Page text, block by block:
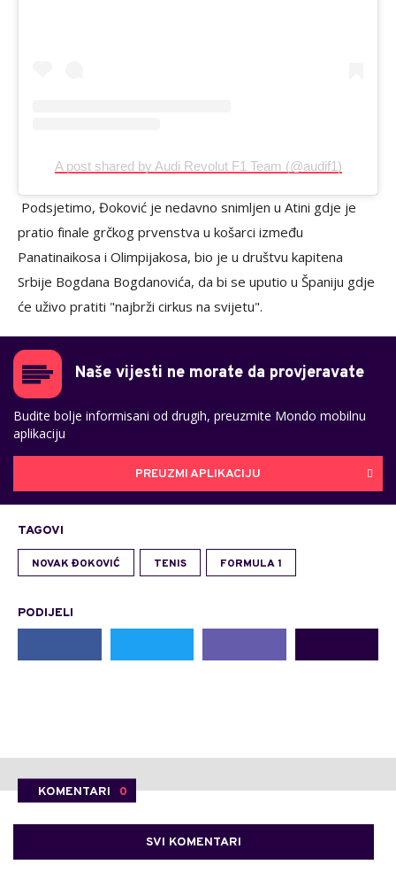
A post shared by Audi Revolut F1 Team (@audif1)
Podsjetimo, Đoković je nedavno snimljen u Atini gdje je
pratio finale grčkog prvenstva u košarci između
Panatinaikosa i Olimpijakosa, bio je u društvu kapitena
Srbije Bogdana Bogdanovića, da bi se uputio u Španiju gdje
će uživo pratiti "najbrži cirkus na svijetu".
Naše vijesti ne morate da provjeravate
Budite bolje informisani od drugih, preuzmite Mondo mobilnu
aplikaciju
PREUZMI APLIKACIJU
TAGOVI
NOVAK ĐOKOVIĆ TENIS FORMULA 1
PODIJELI
KOMENTARI 0
SVI KOMENTARI